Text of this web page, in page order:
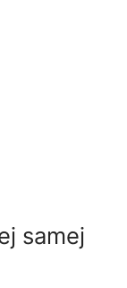
samej